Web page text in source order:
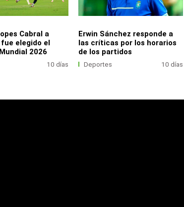
Cabral a
elegido el
2026
10 días
Erwin Sánchez responde a
las críticas por los horarios
de los partidos
Deportes 10 días